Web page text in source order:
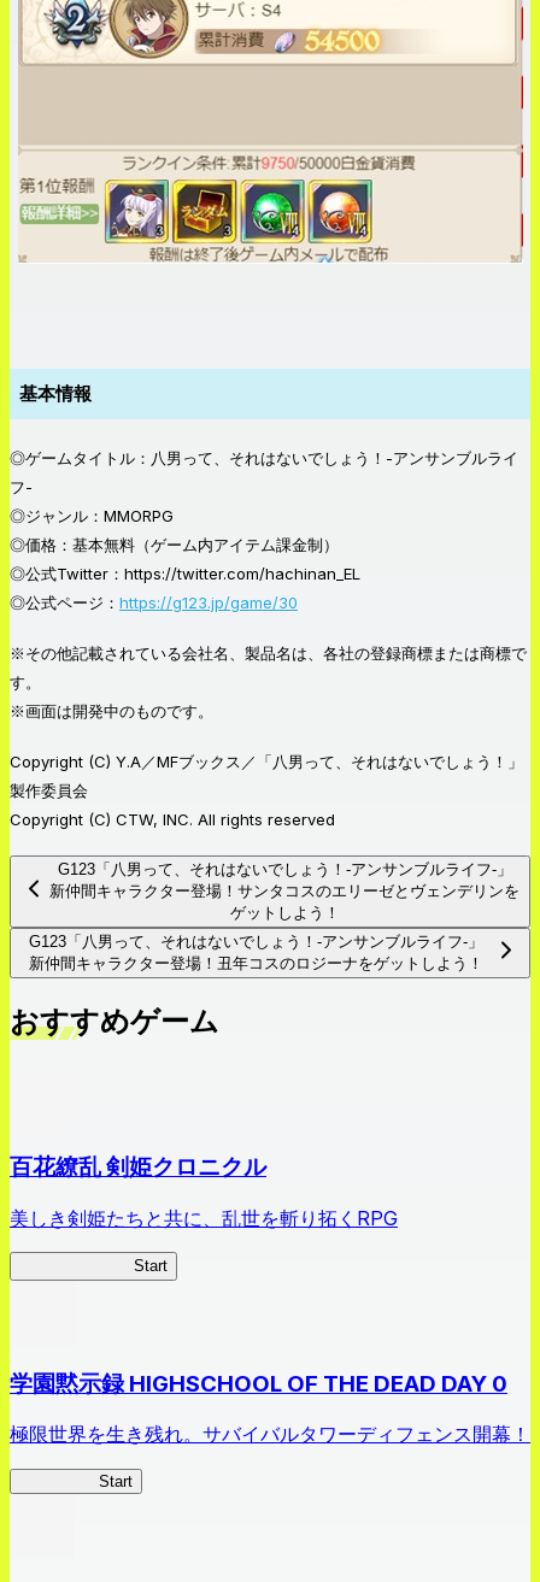
基本情報
◎ゲームタイトル：八男って、それはないでしょう！-アンサンブルライ
フ-
◎ジャンル：MMORPG
◎価格：基本無料（ゲーム内アイテム課金制）
◎公式Twitter：https://twitter.com/hachinan_EL
◎公式ページ： https://g123.jp/game/30
※その他記載されている会社名、製品名は、各社の登録商標または商標で
す。
※画面は開発中のものです。
Copyright (C) Y.A／MFブックス／「八男って、それはないでしょう！」
製作委員会
Copyright (C) CTW, INC. All rights reserved
G123「八男って、それはないでしょう！-アンサンブルライフ-」
新仲間キャラクター登場！サンタコスのエリーゼとヴェンデリンを
ゲットしよう！
G123「八男って、それはないでしょう！-アンサンブルライフ-」
新仲間キャラクター登場！丑年コスのロジーナをゲットしよう！
おすすめゲーム
百花繚乱 剣姫クロニクル
美しき剣姫たちと共に、乱世を斬り拓くRPG
Start
学園黙示録 HIGHSCHOOL OF THE DEAD DAY 0
極限世界を生き残れ。サバイバルタワーディフェンス開幕！
Start